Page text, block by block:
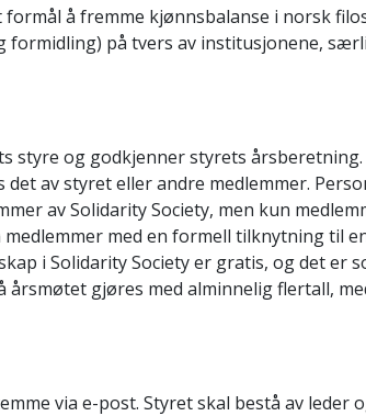
å fremme kjønnsbalanse i norsk
på tvers av institusjonene,
styre og godkjenner styrets
av styret eller andre medlemmer.
av Solidarity Society, men kun
med en formell tilknytning til
i Solidarity Society er gratis, og det er
gjøres med alminnelig flertall,
via e-post. Styret skal bestå av leder